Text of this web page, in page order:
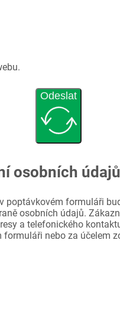
Odeslat
osobních údajů
poptávkovém formuláři
osobních údajů.
a telefonického
formuláři nebo za účelem